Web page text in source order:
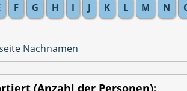
F G H I J K L M N
Nachnamen
(Anzahl der Personen):